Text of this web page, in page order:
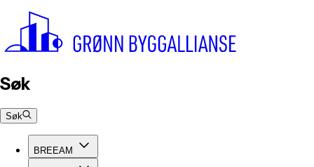
Søk
Søk
BREEAM